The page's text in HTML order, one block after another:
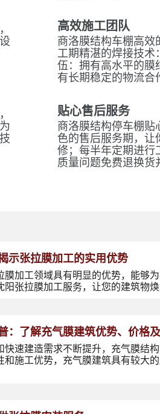
高效施工团队
商洛膜结构车棚高效
工期精湛的焊接技术
伍：拥有高水平的膜
有长期稳定的物流合
贴心售后服务
商洛膜结构停车棚贴
色的售后服务期，让
修；每半年定期进行
质量问题免费退换货
示张拉膜加工的实用优势
膜加工领域具有明显的优势，能够
张拉膜加工服务，让您的建筑物焕
：了解充气膜建筑优势、价格
快速建造需求不断提升，充气膜结
和施工优势，充气膜建筑具有较大